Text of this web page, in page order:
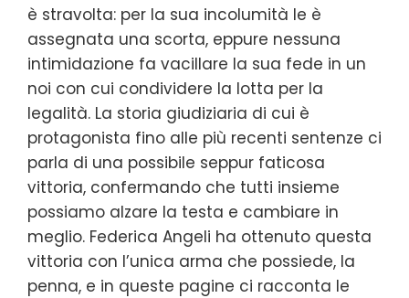
è stravolta: per la sua incolumità le è
assegnata una scorta, eppure nessuna
intimidazione fa vacillare la sua fede in un
noi con cui condividere la lotta per la
legalità. La storia giudiziaria di cui è
protagonista fino alle più recenti sentenze ci
parla di una possibile seppur faticosa
vittoria, confermando che tutti insieme
possiamo alzare la testa e cambiare in
meglio. Federica Angeli ha ottenuto questa
vittoria con l’unica arma che possiede, la
penna, e in queste pagine ci racconta le